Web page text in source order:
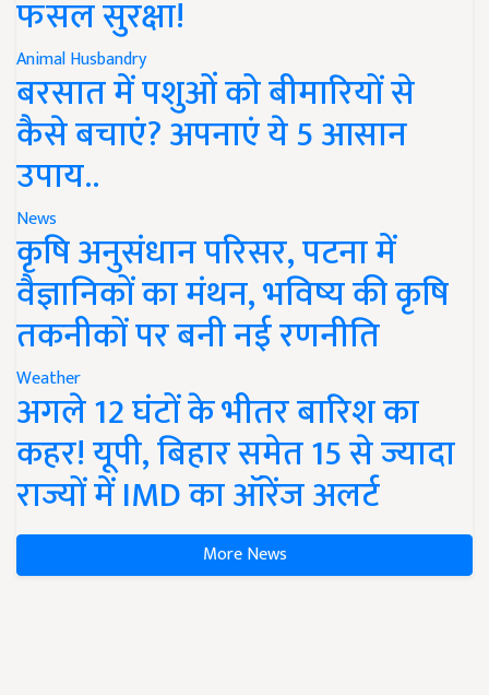
फसल सुरक्षा!
Animal Husbandry
बरसात में पशुओं को बीमारियों से
कैसे बचाएं? अपनाएं ये 5 आसान
उपाय..
News
कृषि अनुसंधान परिसर, पटना में
वैज्ञानिकों का मंथन, भविष्य की कृषि
तकनीकों पर बनी नई रणनीति
Weather
अगले 12 घंटों के भीतर बारिश का
कहर! यूपी, बिहार समेत 15 से ज्यादा
राज्यों में IMD का ऑरेंज अलर्ट
More News